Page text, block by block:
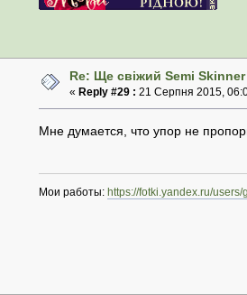
Re: Ще свіжий Semi Skinner
« Reply #29 : 21 Серпня 2015,
Мне думается, что упор не
Мои работы: https://fotki.yandex.ru/users/